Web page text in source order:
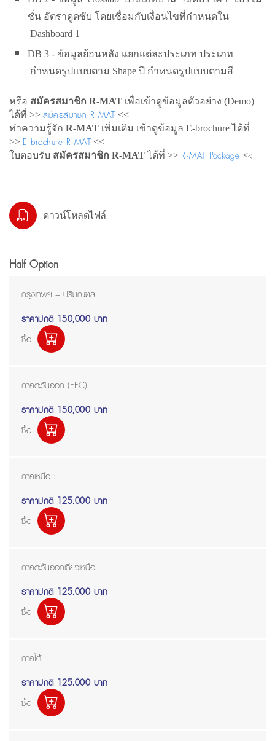
ชั่น อัตราดูดซับ โดยเชื่อมกับเงื่อนไขที่กำหนดใน
Dashboard 1
DB 3 - ข้อมูลย้อนหลัง แยกแต่ละประเภท ประเภท
กำหนดรูปแบบตาม Shape ปี กำหนดรูปแบบตามสี
หรือ สมัครสมาชิก R-MAT เพื่อเข้าดูข้อมูลตัวอย่าง (Demo)
ได้ที่ >> สมัครสมาชิก R-MAT <<
ทำความรู้จัก R-MAT เพิ่มเติม เข้าดูข้อมูล E-brochure ได้ที่
>> E-brochure R-MAT <<
ใบตอบรับ สมัครสมาชิก R-MATได้ที่ >> R-MAT Package <<
ดาวน์โหลดไฟล์
Half Option
กรุงเทพฯ – ปริมณฑล :
ราคาปกติ 150,000 บาท
ซื้อ
ภาคตะวันออก (EEC) :
ราคาปกติ 150,000 บาท
ซื้อ
ภาคเหนือ :
ราคาปกติ 125,000 บาท
ซื้อ
ภาคตะวันออกเฉียงเหนือ :
ราคาปกติ 125,000 บาท
ซื้อ
ภาคใต้ :
ราคาปกติ 125,000 บาท
ซื้อ